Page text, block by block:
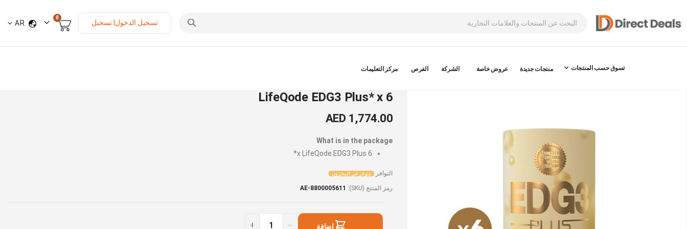
تسجيل الدخول| تسجيل
السلة
0العناصر
لغة
AR
تسوق حسب المنتجات منتجات جديدة عروض خاصة الشركة الفرص مركز التعليمات
LifeQode EDG3 Plus* x 6
AED 1,774.00
What is in the package
6 x
LifeQode EDG3 Plus*
التوافر متوفر في المخزون
رمز المنتج (SKU) AE-8800005611
EDG3
في
إضافة